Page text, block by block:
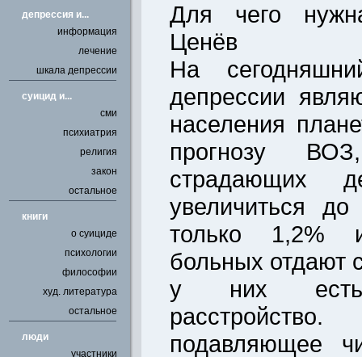
депрессия и...
информация
лечение
шкала депрессии
cуицид и...
сми
психиатрия
религия
закон
остальное
книги
о суициде
психологии
философии
худ. литература
остальное
люди
участники
Для чего
Ценёв
На
депрессии
населения
прогнозу
страдающих
увеличиться
только 1,2%
больных отдают
у них есть
подавляющее